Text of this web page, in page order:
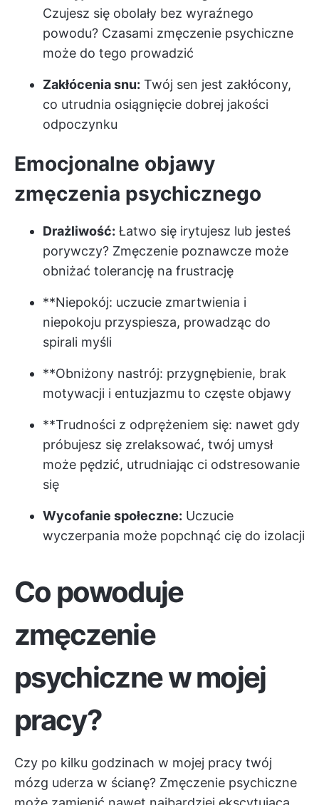
Czujesz się obolały bez wyraźnego
powodu? Czasami zmęczenie psychiczne
może do tego prowadzić
Zakłócenia snu: Twój sen jest zakłócony,
co utrudnia osiągnięcie dobrej jakości
odpoczynku
Emocjonalne objawy
zmęczenia psychicznego
Drażliwość: Łatwo się irytujesz lub jesteś
porywczy? Zmęczenie poznawcze może
obniżać tolerancję na frustrację
**Niepokój: uczucie zmartwienia i
niepokoju przyspiesza, prowadząc do
spirali myśli
**Obniżony nastrój: przygnębienie, brak
motywacji i entuzjazmu to częste objawy
**Trudności z odprężeniem się: nawet gdy
próbujesz się zrelaksować, twój umysł
może pędzić, utrudniając ci odstresowanie
się
Wycofanie społeczne: Uczucie
wyczerpania może popchnąć cię do izolacji
Co powoduje
zmęczenie
psychiczne w mojej
pracy?
Czy po kilku godzinach w mojej pracy twój
mózg uderza w ścianę? Zmęczenie psychiczne